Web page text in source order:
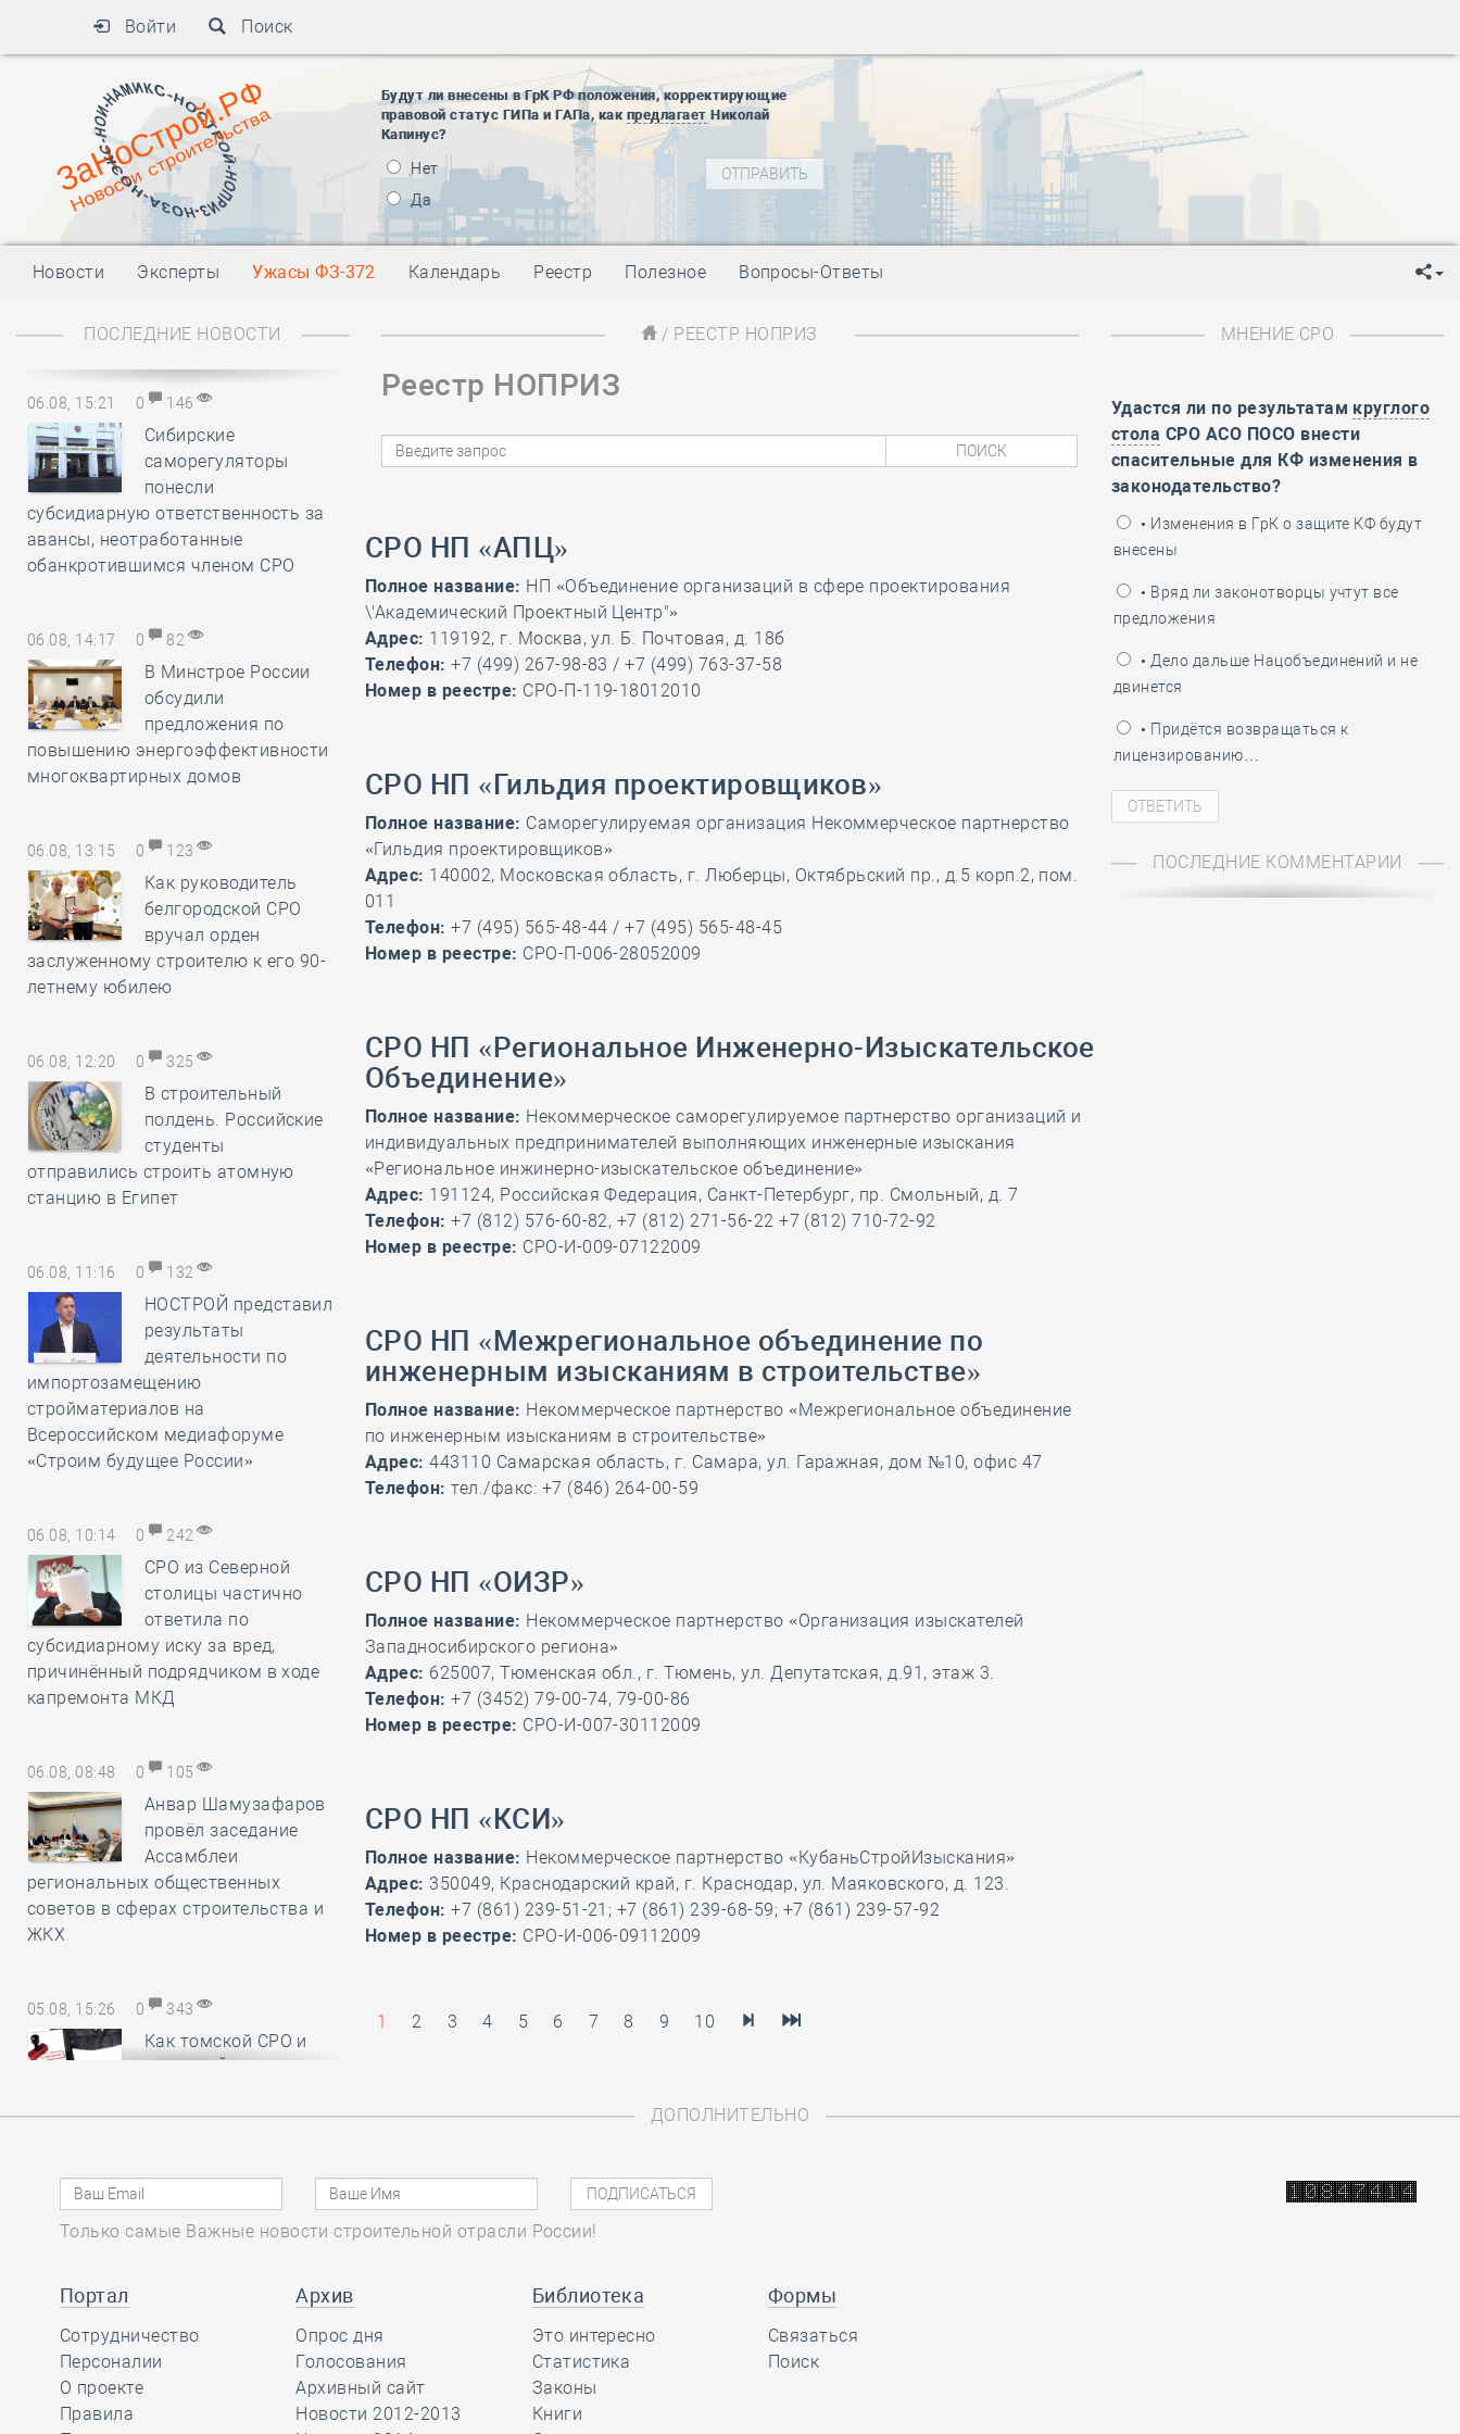
Войти Поиск
Будут ли внесены в ГрК РФ положения, корректирующие
правовой статус ГИПа и ГАПа, как предлагаетНиколай
Капинус?
Нет
Да
День Государственного флага Российской Федерации
-День знаний
-
День сотрудника органов внутренних дел РФ
27 января
День полного освобождения Ленинграда от фашистской
блокады
01 мая-
День Весны и Труда
09 мая -День Победы!
День Государственного флага Российской Федерации
День полного освобождения Ленинграда от фашистской
- День Весны и Труда
Новости Эксперты Ужасы ФЗ-372 Календарь Реестр Полезное Вопросы-Ответы
ПОСЛЕДНИЕ НОВОСТИ
06.08, 15:21 0 146
Сибирские
саморегуляторы
понесли
субсидиарную ответственность за
авансы, неотработанные
обанкротившимся членом СРО
06.08, 14:17 0 82
В Минстрое России
обсудили
предложения по
повышению энергоэффективности
многоквартирных домов
06.08, 13:15 0 123
Как руководитель
белгородской СРО
вручал орден
заслуженному строителю к его 90-
летнему юбилею
06.08, 12:20 0 325
В строительный
полдень. Российские
студенты
отправились строить атомную
станцию в Египет
06.08, 11:16 0 132
НОСТРОЙ представил
результаты
деятельности по
импортозамещению
стройматериалов на
Всероссийском медиафоруме
«Строим будущее России»
06.08, 10:14 0 242
СРО из Северной
столицы частично
ответила по
субсидиарному иску за вред,
причинённый подрядчиком в ходе
капремонта МКД
06.08, 08:48 0 105
Анвар Шамузафаров
провёл заседание
Ассамблеи
региональных общественных
советов в сферах строительства и
ЖКХ
05.08, 15:26 0 343
Как томской СРО и
НОСТРОЙ удалось
добившись отказа в иске почти на
05.08, 14:18 385
изыскателей и проектировщиков
вручены награды
профессионального сообщества
/ РЕЕСТР НОПРИЗ
Реестр НОПРИЗ
СРО НП «АПЦ»
Полное название: НП «Объединение организаций в сфере проектирования
\'Академический Проектный Центр"»
Адрес: 119192, г. Москва, ул. Б. Почтовая, д. 18б
Телефон: +7 (499) 267-98-83 / +7 (499) 763-37-58
Номер в реестре: СРО-П-119-18012010
СРО НП «Гильдия проектировщиков»
Полное название: Саморегулируемая организация Некоммерческое партнерство
«Гильдия проектировщиков»
Адрес: 140002, Московская область, г. Люберцы, Октябрьский пр., д.5 корп.2, пом.
011
Телефон: +7 (495) 565-48-44 / +7 (495) 565-48-45
Номер в реестре: СРО-П-006-28052009
СРО НП «Региональное Инженерно-Изыскательское
Объединение»
Полное название: Некоммерческое саморегулируемое партнерство организаций и
индивидуальных предпринимателей выполняющих инженерные изыскания
«Региональное инжинерно-изыскательское объединение»
Адрес: 191124, Российская Федерация, Санкт-Петербург, пр. Смольный, д. 7
Телефон: +7 (812) 576-60-82, +7 (812) 271-56-22 +7 (812) 710-72-92
Номер в реестре: СРО-И-009-07122009
СРО НП «Межрегиональное объединение по
инженерным изысканиям в строительстве»
Полное название: Некоммерческое партнерство «Межрегиональное объединение
по инженерным изысканиям в строительстве»
Адрес: 443110 Самарская область, г. Самара, ул. Гаражная, дом №10, офис 47
Телефон: тел./факс: +7 (846) 264-00-59
СРО НП «ОИЗР»
Полное название: Некоммерческое партнерство «Организация изыскателей
Западносибирского региона»
Адрес: 625007, Тюменская обл., г. Тюмень, ул. Депутатская, д.91, этаж 3.
Телефон: +7 (3452) 79-00-74, 79-00-86
Номер в реестре: СРО-И-007-30112009
СРО НП «КСИ»
Полное название: Некоммерческое партнерство «КубаньСтройИзыскания»
Адрес: 350049, Краснодарский край, г. Краснодар, ул. Маяковского, д. 123.
Телефон: +7 (861) 239-51-21; +7 (861) 239-68-59; +7 (861) 239-57-92
Номер в реестре: СРО-И-006-09112009
1 2 3 4 5 6 7 8 9 10
МНЕНИЕ СРО
Удастся ли по результатам круглого
стола СРО АСО ПОСО внести
спасительные для КФ изменения в
законодательство?
• Изменения в ГрК о защите КФ будут
внесены
• Вряд ли законотворцы учтут все
предложения
• Дело дальше Нацобъединений и не
двинется
• Придётся возвращаться к
лицензированию…
ПОСЛЕДНИЕ КОММЕНТАРИИ
ДОПОЛНИТЕЛЬНО
Только самые Важные новости строительной отрасли России!
Портал
Сотрудничество
Персоналии
О проекте
Правила
Архив
Опрос дня
Голосования
Архивный сайт
Новости 2012-2013
Библиотека
Это интересно
Статистика
Законы
Книги
Формы
Связаться
Поиск